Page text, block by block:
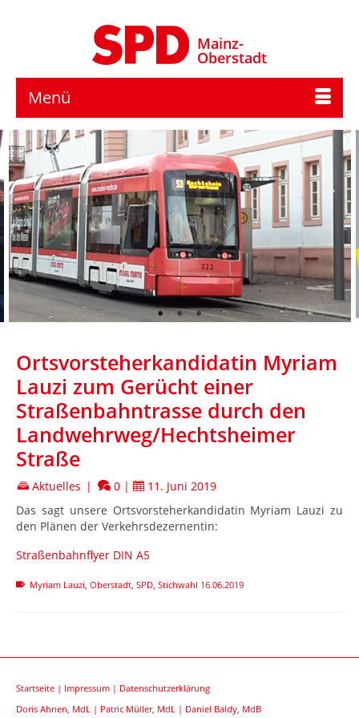
Mainz-
Oberstadt
Menü
Ortsvorsteherkandidatin Myriam
Lauzi zum Gerücht einer
Straßenbahntrasse durch den
Landwehrweg/Hechtsheimer
Straße
Aktuelles | 0 |
11. Juni 2019
Das sagt unsere Ortsvorsteherkandidatin Myriam Lauzi zu
den Plänen der Verkehrsdezernentin:
Straßenbahnflyer DIN A5
Myriam Lauzi Oberstadt SPD Stichwahl 16.06.2019
Startseite | Impressum | Datenschutzerklärung
Doris Ahnen, MdL | Patric Müller, MdL | Daniel Baldy, MdB